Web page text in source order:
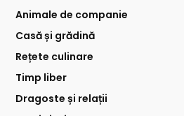
Animale de companie
Casă și grădină
Rețete culinare
Timp liber
Dragoste și relații